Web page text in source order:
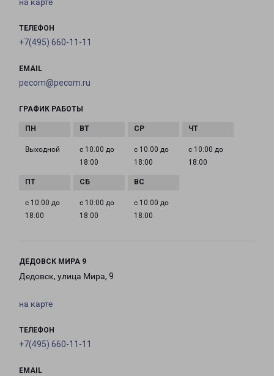
на карте
ТЕЛЕФОН
+7(495) 660-11-11
EMAIL
pecom@pecom.ru
ГРАФИК РАБОТЫ
Выходной
с 10:00 до
18:00
с 10:00 до
18:00
с 10:00 до
18:00
с 10:00 до
18:00
с 10:00 до
18:00
с 10:00 до
18:00
ДЕДОВСК МИРА 9
Дедовск, улица Мира, 9
на карте
ТЕЛЕФОН
+7(495) 660-11-11
EMAIL